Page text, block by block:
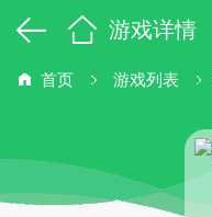
游戏详情
首页 游戏列表